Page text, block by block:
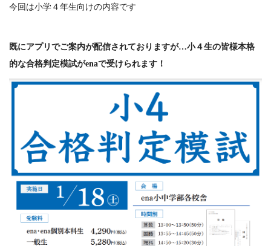
今回は小学４年生向けの内容です
既にアプリでご案内が配信されておりますが…小４生の皆様本格
的な合格判定模試がenaで受けられます！